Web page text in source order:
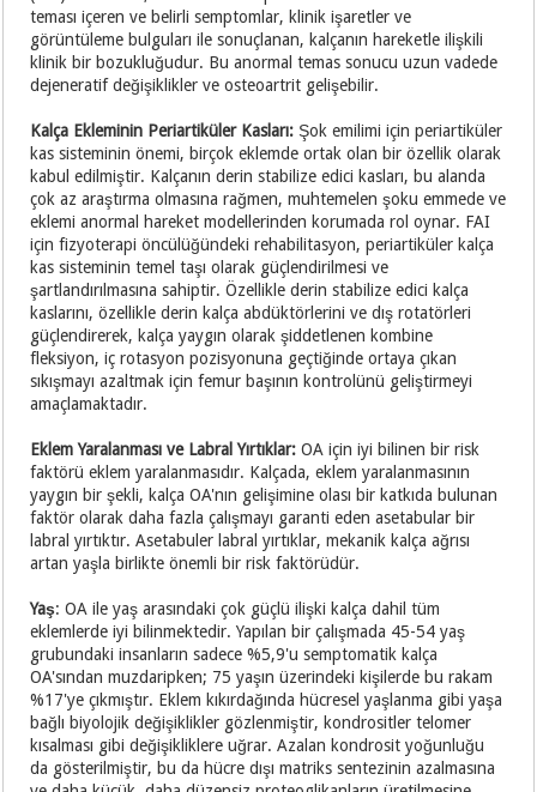
teması içeren ve belirli semptomlar, klinik işaretler ve
görüntüleme bulguları ile sonuçlanan, kalçanın hareketle ilişkili
klinik bir bozukluğudur. Bu anormal temas sonucu uzun vadede
dejeneratif değişiklikler ve osteoartrit gelişebilir.
Kalça Ekleminin Periartiküler Kasları: Şok emilimi için periartiküler
kas sisteminin önemi, birçok eklemde ortak olan bir özellik olarak
kabul edilmiştir. Kalçanın derin stabilize edici kasları, bu alanda
çok az araştırma olmasına rağmen, muhtemelen şoku emmede ve
eklemi anormal hareket modellerinden korumada rol oynar. FAI
için fizyoterapi öncülüğündeki rehabilitasyon, periartiküler kalça
kas sisteminin temel taşı olarak güçlendirilmesi ve
şartlandırılmasına sahiptir. Özellikle derin stabilize edici kalça
kaslarını, özellikle derin kalça abdüktörlerini ve dış rotatörleri
güçlendirerek, kalça yaygın olarak şiddetlenen kombine
fleksiyon, iç rotasyon pozisyonuna geçtiğinde ortaya çıkan
sıkışmayı azaltmak için femur başının kontrolünü geliştirmeyi
amaçlamaktadır.
Eklem Yaralanması ve Labral Yırtıklar: OA için iyi bilinen bir risk
faktörü eklem yaralanmasıdır. Kalçada, eklem yaralanmasının
yaygın bir şekli, kalça OA'nın gelişimine olası bir katkıda bulunan
faktör olarak daha fazla çalışmayı garanti eden asetabular bir
labral yırtıktır. Asetabuler labral yırtıklar, mekanik kalça ağrısı
artan yaşla birlikte önemli bir risk faktörüdür.
Yaş: OA ile yaş arasındaki çok güçlü ilişki kalça dahil tüm
eklemlerde iyi bilinmektedir. Yapılan bir çalışmada 45-54 yaş
grubundaki insanların sadece %5,9'u semptomatik kalça
OA'sından muzdaripken; 75 yaşın üzerindeki kişilerde bu rakam
%17'ye çıkmıştır. Eklem kıkırdağında hücresel yaşlanma gibi yaşa
bağlı biyolojik değişiklikler gözlenmiştir, kondrositler telomer
kısalması gibi değişikliklere uğrar. Azalan kondrosit yoğunluğu
da gösterilmiştir, bu da hücre dışı matriks sentezinin azalmasına